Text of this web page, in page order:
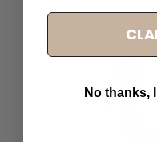
No thanks,